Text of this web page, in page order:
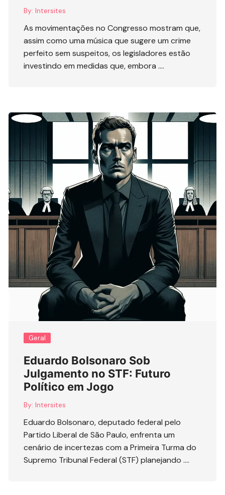
By: Intersites
As movimentações no Congresso mostram que,
assim como uma música que sugere um crime
perfeito sem suspeitos, os legisladores estão
investindo em medidas que, embora ….
Geral
Eduardo Bolsonaro Sob
Julgamento no STF: Futuro
Político em Jogo
By: Intersites
Eduardo Bolsonaro, deputado federal pelo
Partido Liberal de São Paulo, enfrenta um
cenário de incertezas com a Primeira Turma do
Supremo Tribunal Federal (STF) planejando ….